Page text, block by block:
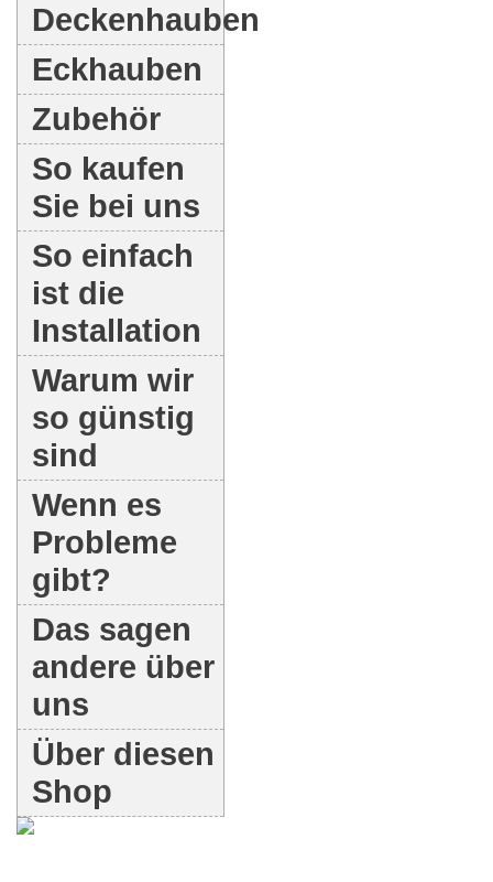
Deckenhauben
Eckhauben
Zubehör
So kaufen
Sie bei uns
So einfach
ist die
Installation
Warum wir
so günstig
sind
Wenn es
Probleme
gibt?
Das sagen
andere über
uns
Über diesen
Shop